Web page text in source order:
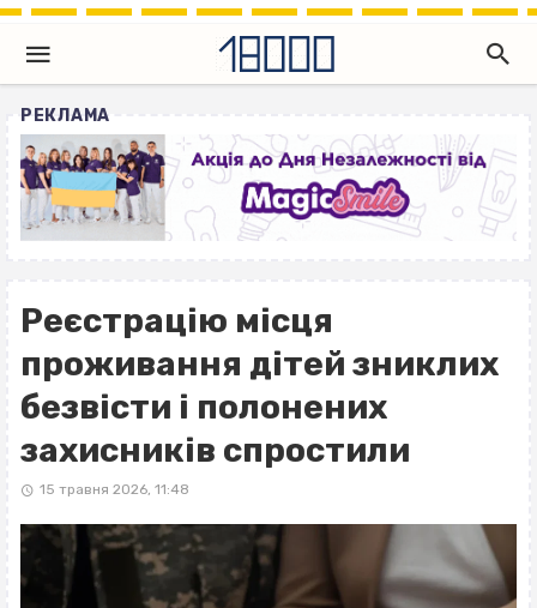
РЕКЛАМА
Реєстрацію місця
проживання дітей зниклих
безвісти і полонених
захисників спростили
15 травня 2026, 11:48